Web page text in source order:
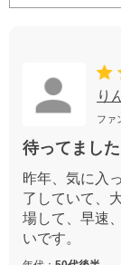
り
ファ
待ってました
昨年、気に入
了していて、
場して、早速
いです。